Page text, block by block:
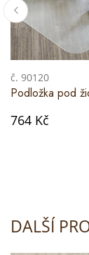
č. 90120
Podložka pod
764 Kč
DALŠÍ